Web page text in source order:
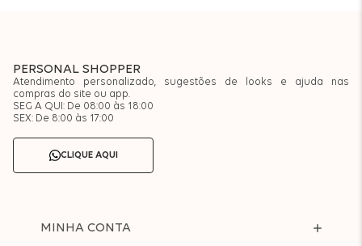
PERSONAL SHOPPER
Atendimento personalizado, sugestões de looks e ajuda nas
compras do site ou app.
SEG A QUI: De 08:00 às 18:00
SEX: De 8:00 às 17:00
CLIQUE AQUI
MINHA CONTA